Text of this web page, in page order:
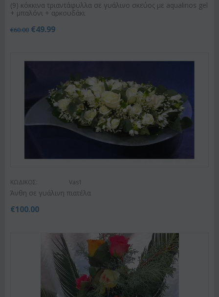
(9) κόκκινα τριαντάφυλλα σε γυάλινο σκεύος με aqualinos gel
+ μπαλόνι + αρκουδάκι
€60.00 €49.99
ΚΩΔΙΚΟΣ: Vas1
Άνθη σε γυάλινη πιατέλα
€100.00